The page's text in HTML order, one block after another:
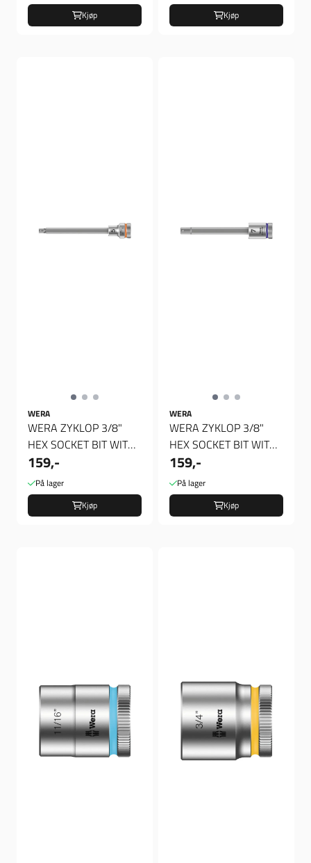
Kjøp
Kjøp
WERA
WERA ZYKLOP 3/8"
HEX SOCKET BIT WITH
HOLDING FUNCTION
METRIC, Verktøy
159,-
På lager
Kjøp
WERA
WERA ZYKLOP 3/8"
HEX SOCKET BIT WITH
HOLDING FUNCTION
METRIC, Verktøy
159,-
På lager
Kjøp